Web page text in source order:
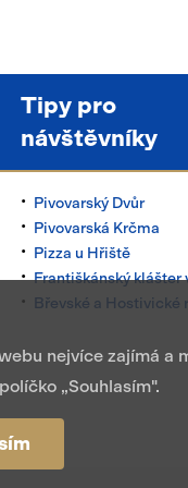
Tipy pro
návštěvníky
Pivovarský Dvůr
Pivovarská Krčma
Pizza u Hřiště
Františkánský klášter
Břevské a Hostivické
nejvíce zajímá a
„Souhlasím".